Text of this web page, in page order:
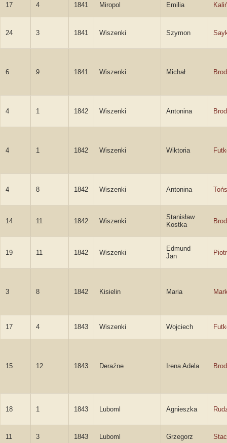
17 4 1841 Miropol Emilia
24 3 1841 Wiszenki Szymon
6 9 1841 Wiszenki Michał
4 1 1842 Wiszenki Antonina
4 1 1842 Wiszenki Wiktoria
4 8 1842 Wiszenki Antonina
14 11 1842 Wiszenki
Stanisław
Kostka
19 11 1842 Wiszenki
Edmund
Jan
3 8 1842 Kisielin Maria
17 4 1843 Wiszenki Wojciech
15 12 1843 Deraźne Irena Adela
18 1 1843 Luboml Agnieszka
11 3 1843 Luboml Grzegorz